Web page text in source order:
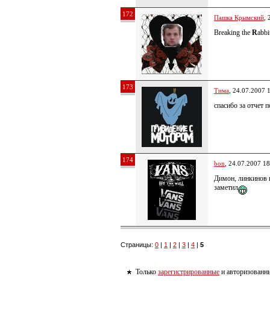
172 Пашка Крымский
Breaking the R
173 Тима , 24.07.2007
спасибо за отчет
174 bon , 24.07.2007
Димон, линкинов
заметил
Страницы: 0 | 1 | 2 | 3 | 4 | 5
Только зарегистрированные и